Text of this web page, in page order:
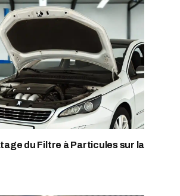
du Filtre à Particules sur la